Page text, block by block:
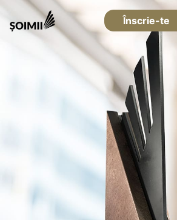
Înscrie-te